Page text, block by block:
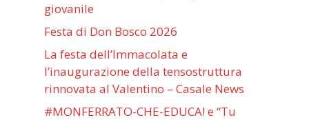
giovanile
Festa di Don Bosco 2026
La festa dell’Immacolata e
l’inaugurazione della tensostruttura
rinnovata al Valentino – Casale News
#MONFERRATO-CHE-EDUCA! e “Tu